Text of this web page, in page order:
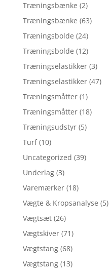
Træningsbænke (2)
Træningsbænke (63)
Træningsbolde (24)
Træningsbolde (12)
Træningselastikker (3)
Træningselastikker (47)
Træningsmåtter (1)
Træningsmåtter (18)
Træningsudstyr (5)
Turf (10)
Uncategorized (39)
Underlag (3)
Varemærker (18)
Vægte & Kropsanalyse (5)
Vægtsæt (26)
Vægtskiver (71)
Vægtstang (68)
Vægtstang (13)